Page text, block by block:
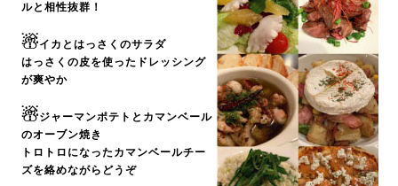
ルと相性抜群！
☃イカとはっさくのサラダ
はっさくの皮を使ったドレッシング
が爽やか
☃ジャーマンポテトとカマンベール
のオーブン焼き
トロトロになったカマンベールチー
ズを絡めながらどうぞ